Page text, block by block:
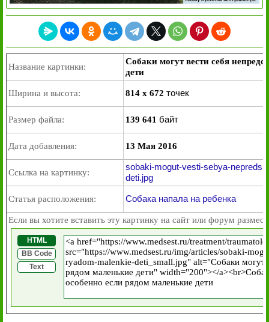
Название картинки:
Собаки могут вести себя
дети
Ширина и высота: 814 x 672 точек
Размер файла: 139 641 байт
Дата добавления: 13 Мая 2016
Ссылка на картинку:
sobaki-mogut-vesti-sebya-
deti.jpg
Статья расположения: Собака напала на ребенка
Если вы хотите вставить эту картинку на сайт или форум
HTML
BB Code
Text